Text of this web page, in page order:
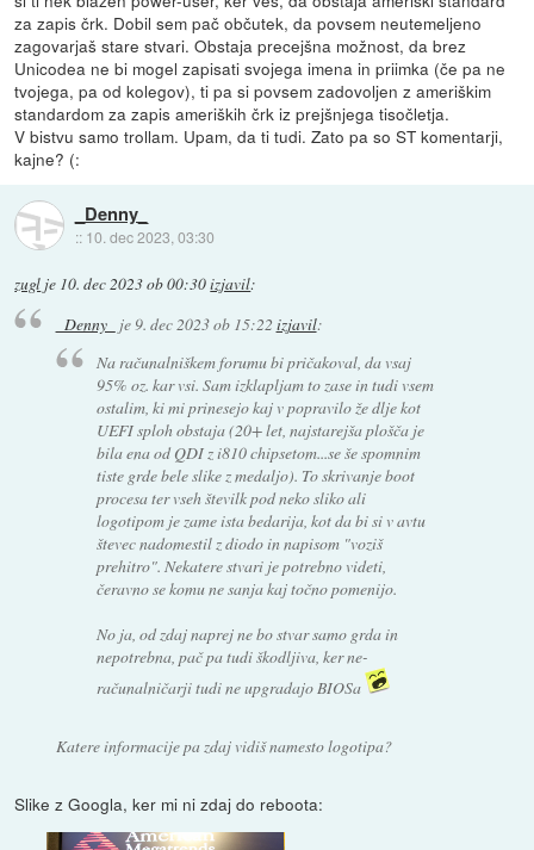
za zapis črk. Dobil sem pač občutek, da povsem neutemeljeno
zagovarjaš stare stvari. Obstaja precejšna možnost, da brez
Unicodea ne bi mogel zapisati svojega imena in priimka (če pa ne
tvojega, pa od kolegov), ti pa si povsem zadovoljen z ameriškim
standardom za zapis ameriških črk iz prejšnjega tisočletja.
V bistvu samo trollam. Upam, da ti tudi. Zato pa so ST komentarji,
kajne? (:
_Denny_
:: 10. dec 2023, 03:30
zugl je 10. dec 2023 ob 00:30izjavil:
_Denny_ je 9. dec 2023 ob 15:22 izjavil:
Na računalniškem forumu bi pričakoval, da vsaj
95% oz. kar vsi. Sam izklapljam to zase in tudi vsem
ostalim, ki mi prinesejo kaj v popravilo že dlje kot
UEFI sploh obstaja (20+ let, najstarejša plošča je
bila ena od QDI z i810 chipsetom...se še spomnim
tiste grde bele slike z medaljo). To skrivanje boot
procesa ter vseh številk pod neko sliko ali
logotipom je zame ista bedarija, kot da bi si v avtu
števec nadomestil z diodo in napisom "voziš
prehitro". Nekatere stvari je potrebno videti,
čeravno se komu ne sanja kaj točno pomenijo.
No ja, od zdaj naprej ne bo stvar samo grda in
nepotrebna, pač pa tudi škodljiva, ker ne-
računalničarji tudi ne upgradajo BIOSa
Katere informacije pa zdaj vidiš namesto logotipa?
Slike z Googla, ker mi ni zdaj do reboota: